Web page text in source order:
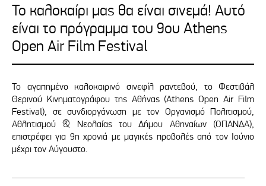
Το καλοκαίρι μας θα είναι σινεμά! Αυτό
είναι το πρόγραμμα του 9ου Athens
Open Air Film Festival
Το αγαπημένο καλοκαιρινό σινεφίλ ραντεβού, το Φεστιβάλ
Θερινού Κινηματογράφου της Αθήνας (Athens Open Air Film
Festival), σε συνδιοργάνωση με τον Οργανισμό Πολιτισμού,
Αθλητισμού & Νεολαίας του Δήμου Αθηναίων (ΟΠΑΝΔΑ),
επιστρέφει για 9η χρονιά με μαγικές προβολές από τον Ιούνιο
μέχρι τον Αύγουστο.